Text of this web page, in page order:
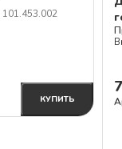
КУПИТЬ
101.453.002